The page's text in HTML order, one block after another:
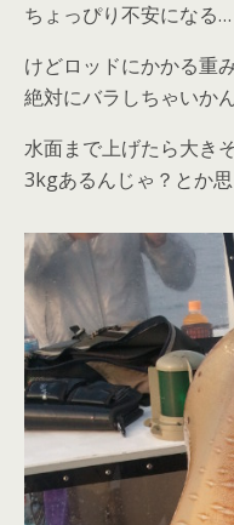
ちょっぴり不安になる…
けどロッドにかかる重
絶対にバラしちゃいか
水面まで上げたら大き
3kgあるんじゃ？とか